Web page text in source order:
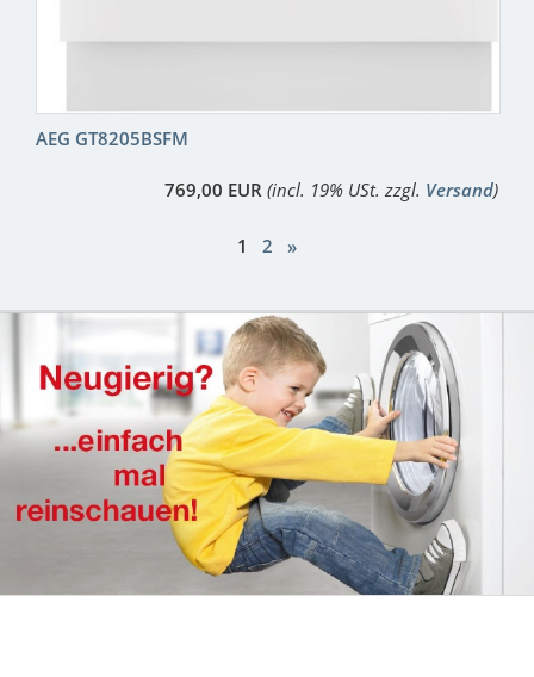
AEG GT8205BSFM
769,00 EUR (incl. 19% USt. zzgl. Versand)
1 2 »